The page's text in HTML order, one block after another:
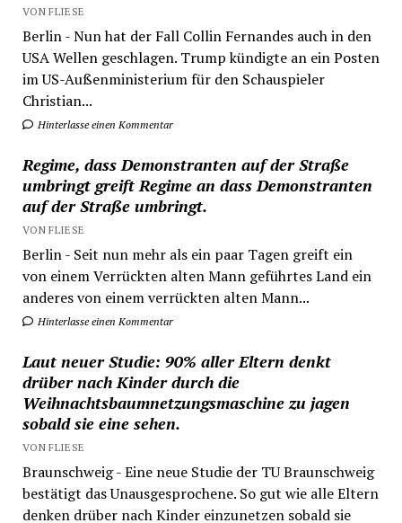
VON FLIESE
Berlin - Nun hat der Fall Collin Fernandes auch in den
USA Wellen geschlagen. Trump kündigte an ein Posten
im US-Außenministerium für den Schauspieler
Christian...
Hinterlasse einen Kommentar
Regime, dass Demonstranten auf der Straße
umbringt greift Regime an dass Demonstranten
auf der Straße umbringt.
VON FLIESE
Berlin - Seit nun mehr als ein paar Tagen greift ein
von einem Verrückten alten Mann geführtes Land ein
anderes von einem verrückten alten Mann...
Hinterlasse einen Kommentar
Laut neuer Studie: 90% aller Eltern denkt
drüber nach Kinder durch die
Weihnachtsbaumnetzungsmaschine zu jagen
sobald sie eine sehen.
VON FLIESE
Braunschweig - Eine neue Studie der TU Braunschweig
bestätigt das Unausgesprochene. So gut wie alle Eltern
denken drüber nach Kinder einzunetzen sobald sie